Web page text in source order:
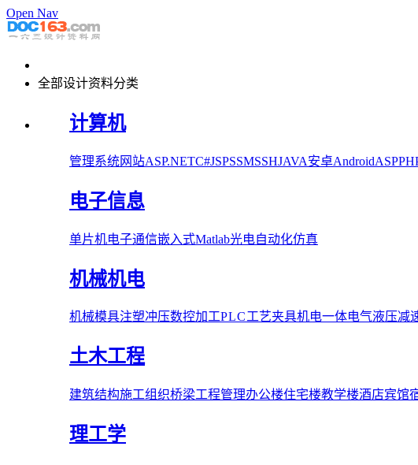
Open Nav
全部设计资料分类
计算机
管理系统网站ASP.NETC#JSPSSMSSHJAVA安卓AndroidASP
电子信息
单片机电子通信嵌入式Matlab光电自动化仿真
机械机电
机械模具注塑冲压数控加工PLC工艺夹具机电一体电气液压减
土木工程
建筑结构施工组织桥梁工程管理办公楼住宅楼教学楼酒店宾馆
理工学